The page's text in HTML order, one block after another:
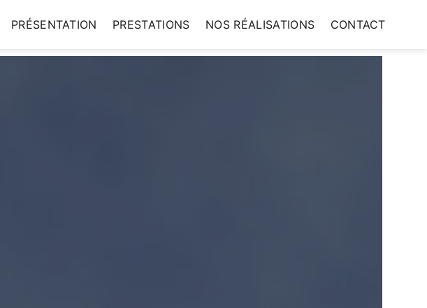
PRÉSENTATION PRESTATIONS NOS RÉALISATIONS CONTACT